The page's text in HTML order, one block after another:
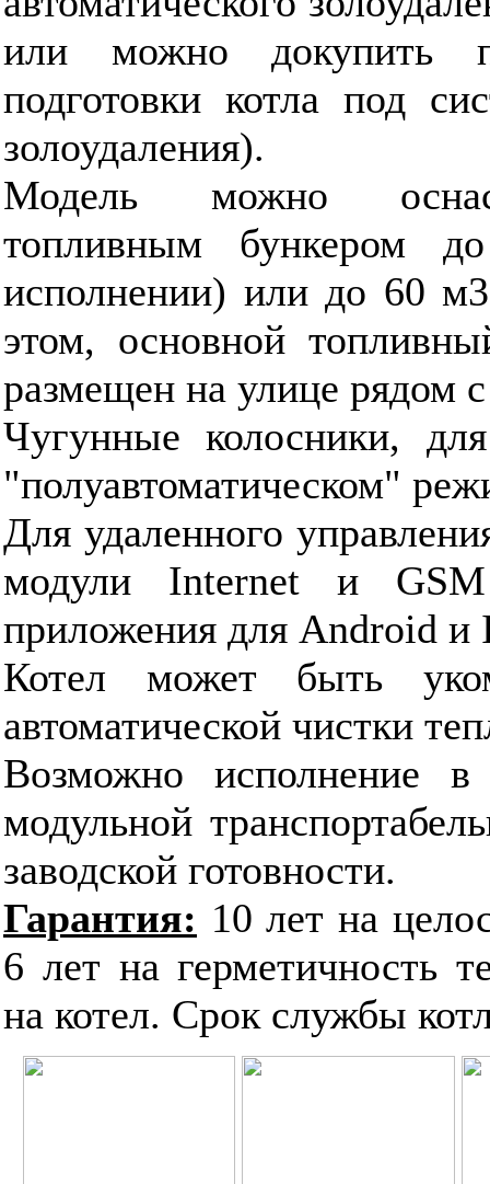
или можно докупить
подготовки котла под
золоудаления).
Модель можно
топливным бункером
исполнении) или до 60
этом, основной
размещен на улице рядом
Чугунные колосники,
"полуавтоматическом"
Для удаленного
модули Internet и
приложения для Android и
Котел может быть
автоматической чистки
Возможно исполнение в
модульной
заводской готовности.
Гарантия: 10 лет на
6 лет на герметичность
на котел. Срок службы